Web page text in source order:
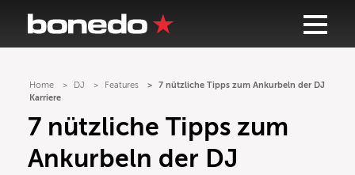
Home DJ Features
7 nützliche Tipps zum Ankurbeln der DJ
Karriere
7 nützliche Tipps zum
Ankurbeln der DJ